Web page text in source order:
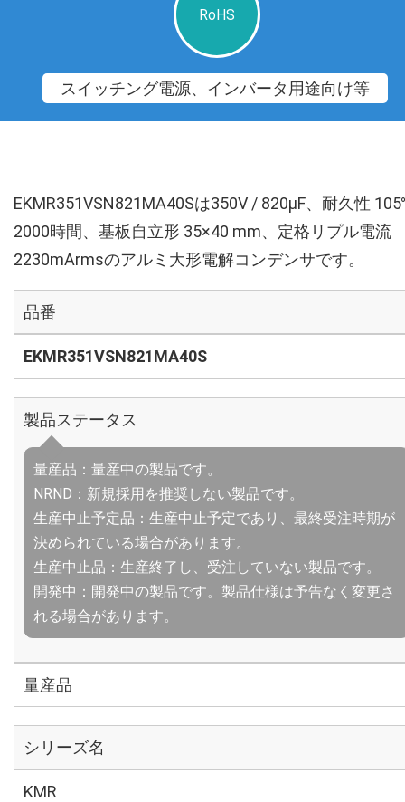
RoHS
スイッチング電源、インバータ用途向け等
EKMR351VSN821MA40Sは350V / 820µF、耐久性
2000時間、基板自立形 35×40 mm、定格リプル電流
2230mArmsのアルミ大形電解コンデンサです。
品番
EKMR351VSN821MA40S
製品ステータス
量産品：量産中の製品です。
NRND：新規採用を推奨しない製品です。
生産中止予定品：生産中止予定であり、最終受注時期が
決められている場合があります。
生産中止品：生産終了し、受注していない製品です。
開発中：開発中の製品です。製品仕様は予告なく変更さ
れる場合があります。
量産品
シリーズ名
KMR